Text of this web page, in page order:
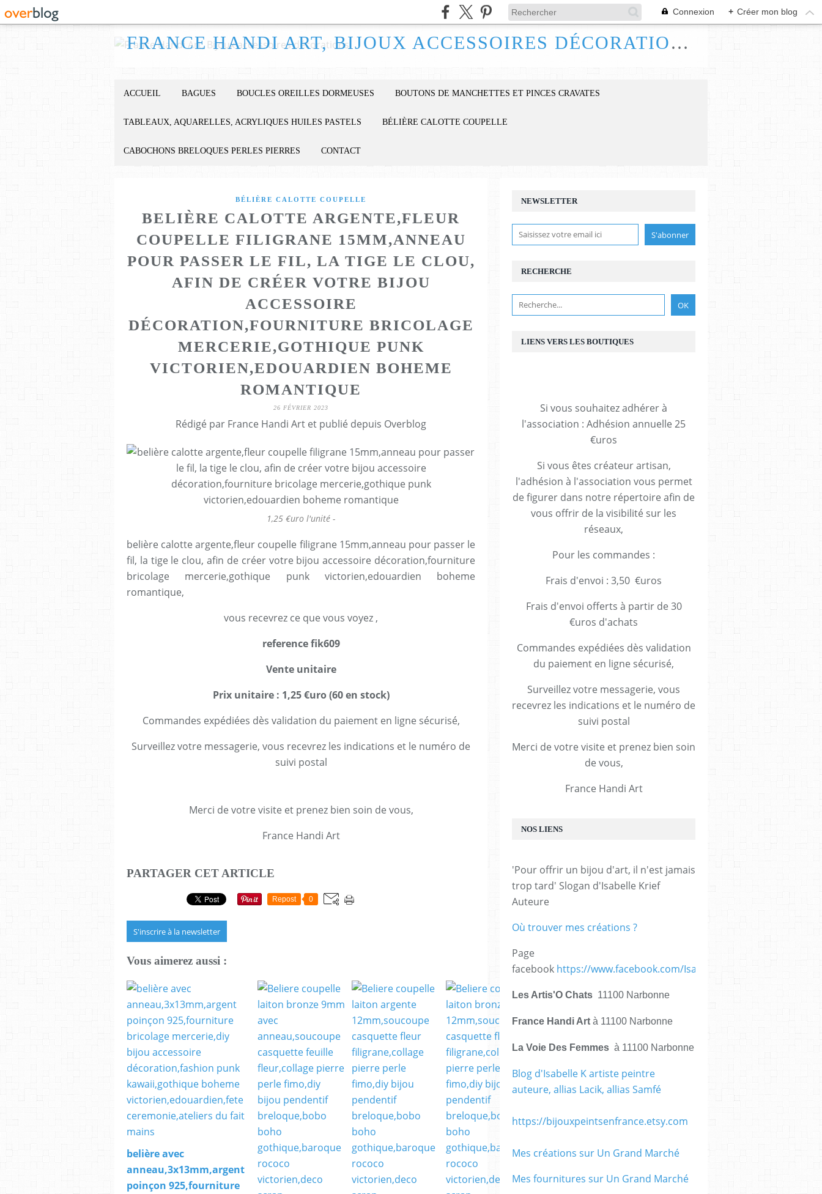
Connexion + Créer mon blog
FRANCE HANDI ART, BIJOUX ACCESSOIRES DÉCORATIONS
ACCUEIL BAGUES BOUCLES OREILLES DORMEUSES BOUTONS DE MANCHETTES ET PINCES CRAVATES
TABLEAUX, AQUARELLES, ACRYLIQUES HUILES PASTELS BÉLIÈRE CALOTTE COUPELLE
CABOCHONS BRELOQUES PERLES PIERRES CONTACT
BÉLIÈRE CALOTTE COUPELLE
BELIÈRE CALOTTE ARGENTE,FLEUR
COUPELLE FILIGRANE 15MM,ANNEAU
POUR PASSER LE FIL, LA TIGE LE CLOU,
AFIN DE CRÉER VOTRE BIJOU
ACCESSOIRE
DÉCORATION,FOURNITURE BRICOLAGE
MERCERIE,GOTHIQUE PUNK
VICTORIEN,EDOUARDIEN BOHEME
ROMANTIQUE
26 FÉVRIER 2023
Rédigé par France Handi Art et publié depuis Overblog
1,25 €uro l'unité -
belière calotte argente,fleur coupelle filigrane 15mm,anneau pour passer le
fil, la tige le clou, afin de créer votre bijou accessoire décoration,fourniture
bricolage mercerie,gothique punk victorien,edouardien boheme
romantique,
vous recevrez ce que vous voyez ,
reference fik609
Vente unitaire
Prix unitaire : 1,25 €uro (60 en stock)
Commandes expédiées dès validation du paiement en ligne sécurisé,
Surveillez votre messagerie, vous recevrez les indications et le numéro de
suivi postal
Merci de votre visite et prenez bien soin de vous,
France Handi Art
PARTAGER CET ARTICLE
Repost 0
S'inscrire à la newsletter
Vous aimerez aussi :
belière avec
anneau,3x13mm,argent
poinçon 925,fourniture
NEWSLETTER
RECHERCHE
LIENS VERS LES BOUTIQUES
Si vous souhaitez adhérer à
l'association : Adhésion annuelle 25
€uros
Si vous êtes créateur artisan,
l'adhésion à l'association vous permet
de figurer dans notre répertoire afin de
vous offrir de la visibilité sur les
réseaux,
Pour les commandes :
Frais d'envoi : 3,50 €uros
Frais d'envoi offerts à partir de 30
€uros d'achats
Commandes expédiées dès validation
du paiement en ligne sécurisé,
Surveillez votre messagerie, vous
recevrez les indications et le numéro de
suivi postal
Merci de votre visite et prenez bien soin
de vous,
France Handi Art
NOS LIENS
'Pour offrir un bijou d'art, il n'est jamais
trop tard' Slogan d'Isabelle Krief
Auteure
Où trouver mes créations ?
Page
facebook https://www.facebook.com/IsabelleKrief.ArtistePeintre/
Les Artis'O Chats 11100 Narbonne
France Handi Art à 11100 Narbonne
La Voie Des Femmes à 11100 Narbonne
Blog d'Isabelle K artiste peintre
auteure, allias Lacik, allias Samfé
https://bijouxpeintsenfrance.etsy.com
Mes créations sur Un Grand Marché
Mes fournitures sur Un Grand Marché